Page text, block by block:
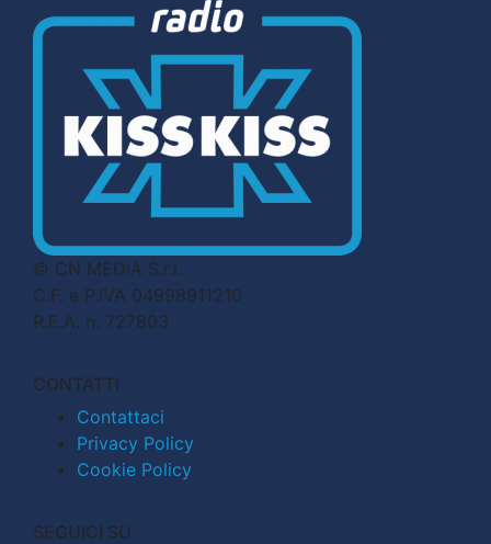
© CN MEDIA S.r.l.
C.F. e P.IVA 04998911210
R.E.A. n. 727803
CONTATTI
Contattaci
Privacy Policy
Cookie Policy
SEGUICI SU